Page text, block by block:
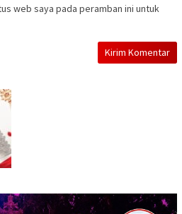
web saya pada peramban ini untuk